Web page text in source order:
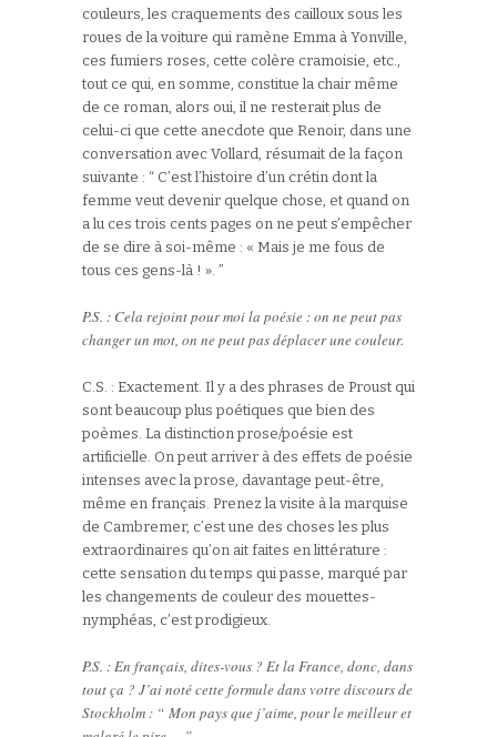
couleurs, les craquements des cailloux sous les
roues de la voiture qui ramène Emma à Yonville,
ces fumiers roses, cette colère cramoisie, etc.,
tout ce qui, en somme, constitue la chair même
de ce roman, alors oui, il ne resterait plus de
celui-ci que cette anecdote que Renoir, dans une
conversation avec Vollard, résumait de la façon
suivante : “ C’est l’histoire d’un crétin dont la
femme veut devenir quelque chose, et quand on
a lu ces trois cents pages on ne peut s’empêcher
de se dire à soi-même : « Mais je me fous de
tous ces gens-là ! ». ”
P.S. : Cela rejoint pour moi la poésie : on ne peut pas
changer un mot, on ne peut pas déplacer une couleur.
C.S. : Exactement. Il y a des phrases de Proust qui
sont beaucoup plus poétiques que bien des
poèmes. La distinction prose/poésie est
artificielle. On peut arriver à des effets de poésie
intenses avec la prose, davantage peut-être,
même en français. Prenez la visite à la marquise
de Cambremer, c’est une des choses les plus
extraordinaires qu’on ait faites en littérature :
cette sensation du temps qui passe, marqué par
les changements de couleur des mouettes-
nymphéas, c’est prodigieux.
P.S. : En français, dites-vous ? Et la France, donc, dans
tout ça ? J’ai noté cette formule dans votre discours de
Stockholm : “ Mon pays que j’aime, pour le meilleur et